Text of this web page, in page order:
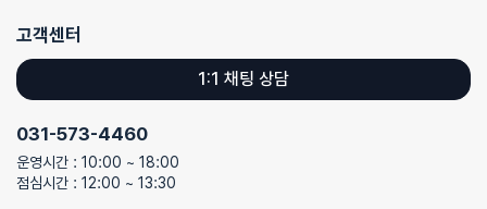
고객센터
1:1 채팅 상담
031-573-4460
운영시간 : 10:00 ~ 18:00
점심시간 : 12:00 ~ 13:30